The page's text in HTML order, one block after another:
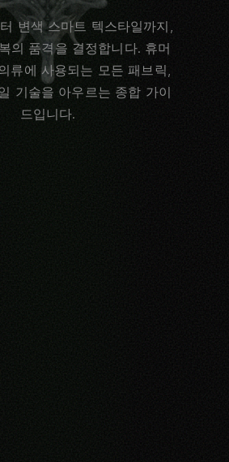
변색 스마트 텍스타일까지,
의 품격을 결정합니다. 휴머
류에 사용되는 모든 패브릭,
기술을 아우르는 종합 가이
드입니다.